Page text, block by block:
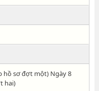
hồ sơ đợt một) Ngày 8
hai)